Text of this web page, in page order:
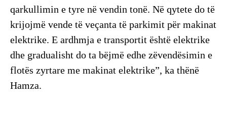
qarkullimin e tyre në vendin tonë. Në qytete do të
krijojmë vende të veçanta të parkimit për makinat
elektrike. E ardhmja e transportit është elektrike
dhe gradualisht do ta bëjmë edhe zëvendësimin e
flotës zyrtare me makinat elektrike”, ka thënë
Hamza.